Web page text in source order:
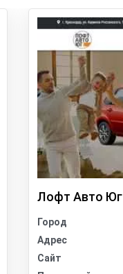
Лофт Авто Юг
Город
Адрес
Сайт